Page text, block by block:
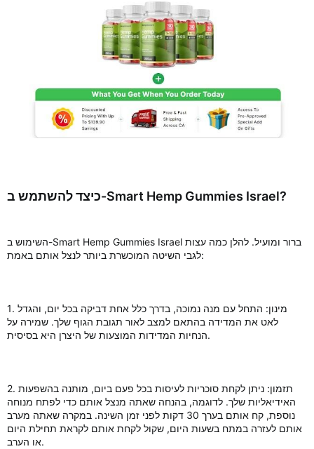
כיצד להשתמש ב-Smart Hemp Gummies Israel?
השימוש ב-Smart Hemp Gummies Israel ברור ומועיל. להלן כמה עצות
לגבי השיטה המוכשרת ביותר לנצל אותם באמת:
1. מינון: התחל עם מנה נמוכה, בדרך כלל אחת דביקה בכל יום, והגדל
לאט את המדידה בהתאם למצב לאור תגובת הגוף שלך. שמירה על
הנחיות המדידות המוצעות של היצרן היא בסיסית.
2. תזמון: ניתן לקחת סוכריות לעיסות בכל פעם ביום, מותנה בהשפעות
האידיאליות שלך. לדוגמה, בהנחה שאתה מנצל אותם כדי לפתח מנוחה
נוספת, קח אותם בערך 30 דקות לפני זמן השינה. במקרה שאתה מערב
אותם לעזרה במתח בשעות היום, שקול לקחת אותם לקראת תחילת היום
או הערב.